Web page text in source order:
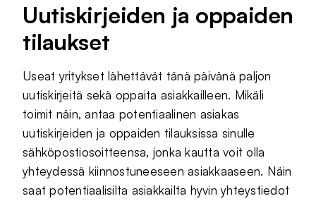
Uutiskirjeiden ja oppaiden
tilaukset
Useat yritykset lähettävät tänä päivänä paljon
uutiskirjeitä sekä oppaita asiakkailleen. Mikäli
toimit näin, antaa potentiaalinen asiakas
uutiskirjeiden ja oppaiden tilauksissa sinulle
sähköpostiosoitteensa, jonka kautta voit olla
yhteydessä kiinnostuneeseen asiakkaaseen. Näin
saat potentiaalisilta asiakkailta hyvin yhteystiedot